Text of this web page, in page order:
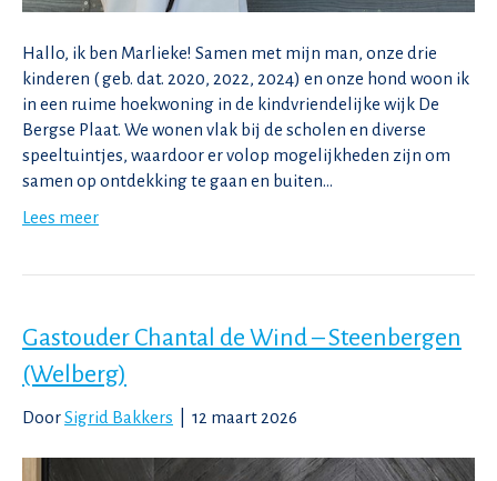
Hallo, ik ben Marlieke! Samen met mijn man, onze drie
kinderen ( geb. dat. 2020, 2022, 2024) en onze hond woon ik
in een ruime hoekwoning in de kindvriendelijke wijk De
Bergse Plaat. We wonen vlak bij de scholen en diverse
speeltuintjes, waardoor er volop mogelijkheden zijn om
samen op ontdekking te gaan en buiten…
Lees meer
Gastouder Chantal de Wind – Steenbergen
(Welberg)
DoorSigrid Bakkers 12 maart 2026